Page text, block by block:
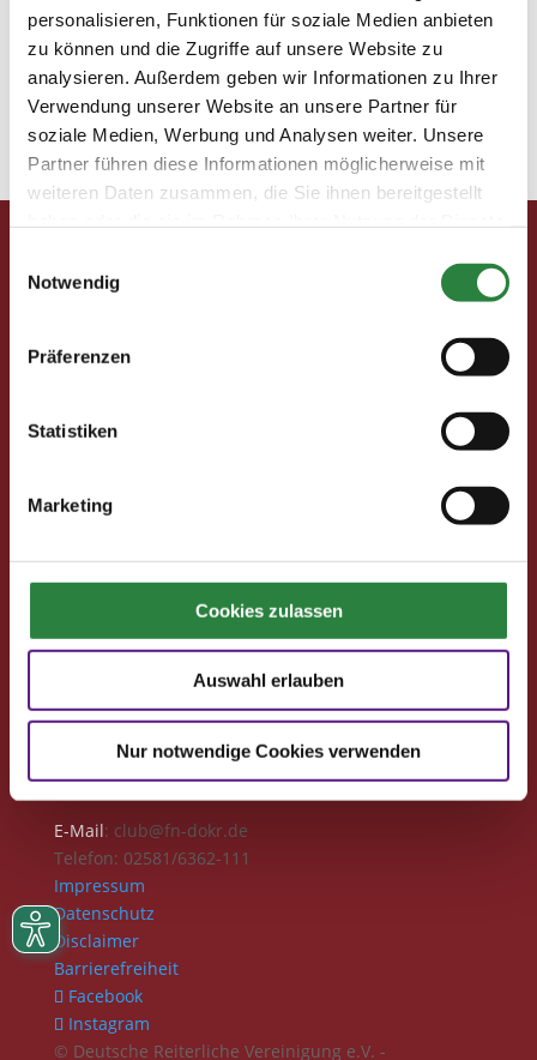
personalisieren, Funktionen für soziale Medien anbieten
zu können und die Zugriffe auf unsere Website zu
analysieren. Außerdem geben wir Informationen zu Ihrer
Verwendung unserer Website an unsere Partner für
soziale Medien, Werbung und Analysen weiter. Unsere
Partner führen diese Informationen möglicherweise mit
weiteren Daten zusammen, die Sie ihnen bereitgestellt
Notwendig
Präferenzen
Statistiken
Marketing
Cookies zulassen
Auswahl erlauben
Nur notwendige Cookies verwenden
4. Platz
27. Juli 2015
Print abbestellen
Ihre Vorteile als Mitglied im Pferdesport Deutschland
Clubmitglied werden
Neuigkeiten
Club-News
Reisen
Deutsche Reiterliche Vereinigung
Bereich Pferdesport Deutschland Club
Freiherr-von-Langen-Str. 13
48231 Warendorf
E-Mail: club@fn-dokr.de
Telefon: 02581/6362-111
Impressum
Datenschutz
Disclaimer
Barrierefreiheit
Facebook
Instagram
© Deutsche Reiterliche Vereinigung e.V. -